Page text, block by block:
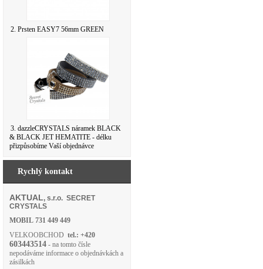
2. Prsten EASY7 56mm GREEN
3. dazzleCRYSTALS náramek BLACK
& BLACK JET HEMATITE - délku
přizpůsobíme Vaší objednávce
Rychlý kontakt
AKTUAL, s.r.o. SECRET
CRYSTALS
MOBIL 731 449 449
VELKOOBCHOD tel.: +420
603443514 - na tomto čísle
nepodáváme informace o objednávkách a
zásilkách